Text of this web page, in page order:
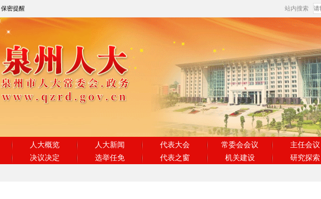
保密提醒 站内搜索
人大概览 人大新闻 代表大会 常委会会议 主任会议
决议决定 选举任免 代表之窗 机关建设 研究探索